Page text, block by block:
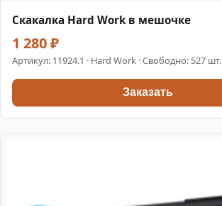
Скакалка Hard Work в мешочке
1 280 ₽
Артикул: 11924.1 · Hard Work · Свободно: 527 шт.
Заказать